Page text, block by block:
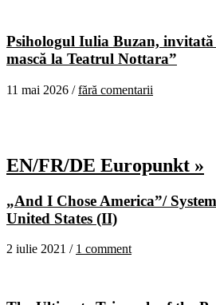
Psihologul Iulia Buzan,
mască la Teatrul Nottara”
11 mai 2026 /fără comentarii
EN/FR/DE Europunkt »
„And I Chose America”/
United States (II)
2 iulie 2021 / 1 comment